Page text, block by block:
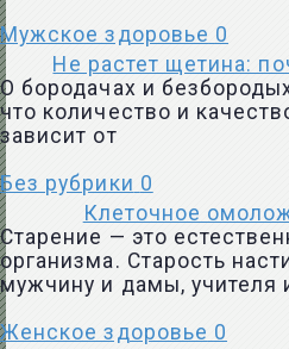
Мужское здоровье 0
Не растет щетина:
О бородачах и
что количество и
зависит от
Без рубрики 0
Клеточное
Старение — это
организма. Старость
мужчину и дамы, учителя
Женское здоровье 0